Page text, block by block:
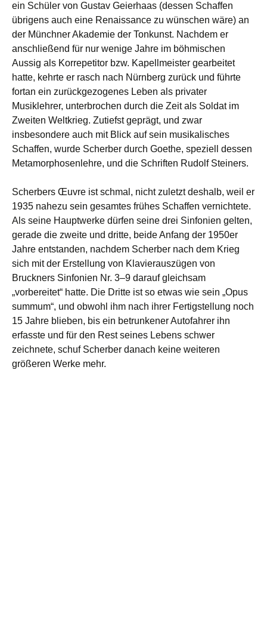
ein Schüler von Gustav Geierhaas (dessen Schaffen
übrigens auch eine Renaissance zu wünschen wäre) an
der Münchner Akademie der Tonkunst. Nachdem er
anschließend für nur wenige Jahre im böhmischen
Aussig als Korrepetitor bzw. Kapellmeister gearbeitet
hatte, kehrte er rasch nach Nürnberg zurück und führte
fortan ein zurückgezogenes Leben als privater
Musiklehrer, unterbrochen durch die Zeit als Soldat im
Zweiten Weltkrieg. Zutiefst geprägt, und zwar
insbesondere auch mit Blick auf sein musikalisches
Schaffen, wurde Scherber durch Goethe, speziell dessen
Metamorphosenlehre, und die Schriften Rudolf Steiners.
Scherbers Œuvre ist schmal, nicht zuletzt deshalb, weil er
1935 nahezu sein gesamtes frühes Schaffen vernichtete.
Als seine Hauptwerke dürfen seine drei Sinfonien gelten,
gerade die zweite und dritte, beide Anfang der 1950er
Jahre entstanden, nachdem Scherber nach dem Krieg
sich mit der Erstellung von Klavierauszügen von
Bruckners Sinfonien Nr. 3–9 darauf gleichsam
„vorbereitet“ hatte. Die Dritte ist so etwas wie sein „Opus
summum“, und obwohl ihm nach ihrer Fertigstellung noch
15 Jahre blieben, bis ein betrunkener Autofahrer ihn
erfasste und für den Rest seines Lebens schwer
zeichnete, schuf Scherber danach keine weiteren
größeren Werke mehr.